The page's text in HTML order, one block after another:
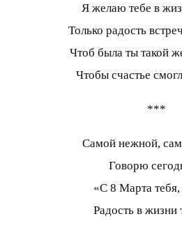
Я желаю тебе в
Только радость
Чтоб была ты такой
Чтобы счастье
***
Самой нежной,
Говорю
«С 8 Марта
Радость в жизни